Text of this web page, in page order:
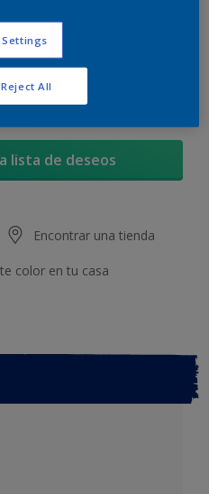
de pintura
Calcular
lista de deseos
Encontrar una tienda
color en tu casa
Settings
Reject All